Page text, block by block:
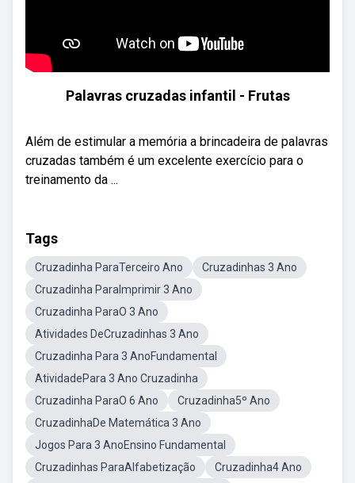
Palavras cruzadas infantil - Frutas
Além de estimular a memória a brincadeira de palavras
cruzadas também é um excelente exercício para o
treinamento da ...
Tags
Cruzadinha ParaTerceiro Ano
Cruzadinhas 3 Ano
Cruzadinha ParaImprimir 3 Ano
Cruzadinha ParaO 3 Ano
Atividades DeCruzadinhas 3 Ano
Cruzadinha Para 3 AnoFundamental
AtividadePara 3 Ano Cruzadinha
Cruzadinha ParaO 6 Ano
Cruzadinha5º Ano
CruzadinhaDe Matemática 3 Ano
Jogos Para 3 AnoEnsino Fundamental
Cruzadinhas ParaAlfabetização
Cruzadinha4 Ano